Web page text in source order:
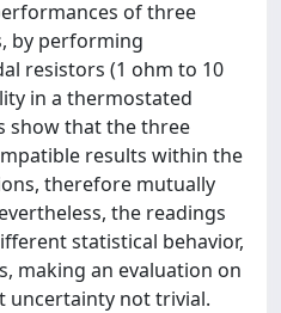
of three
by performing
resistors (1 ohm to 10
in a thermostated
show that the three
results within the
therefore mutually
the readings
statistical behavior,
making an evaluation on
uncertainty not trivial.